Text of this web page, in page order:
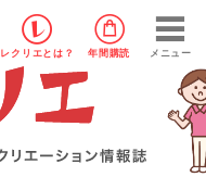
レクリエ とは？ 年間購読 メニュー